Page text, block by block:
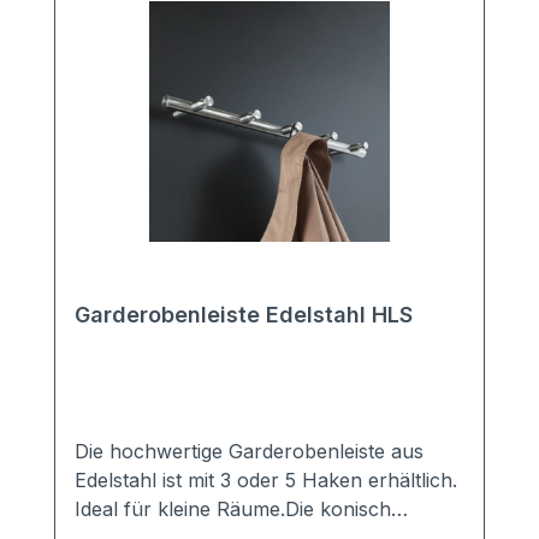
Garderobenleiste Edelstahl HLS
Die hochwertige Garderobenleiste aus
Edelstahl ist mit 3 oder 5 Haken erhältlich.
Ideal für kleine Räume.Die konisch